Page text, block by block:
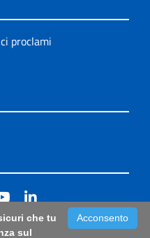
proclami
di prima istanza per
Acconsento
che tu
sul